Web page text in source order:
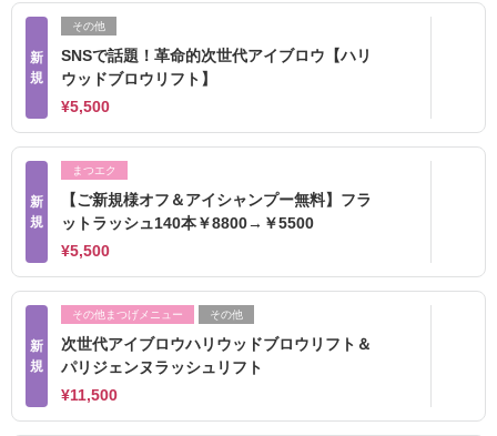
新
規
その他
SNSで話題！革命的次世代アイブロウ【ハリ
ウッドブロウリフト】
¥5,500
新
規
まつエク
【ご新規様オフ＆アイシャンプー無料】フラ
ットラッシュ140本￥8800→￥5500
¥5,500
新
規
その他まつげメニュー その他
次世代アイブロウハリウッドブロウリフト＆
パリジェンヌラッシュリフト
¥11,500